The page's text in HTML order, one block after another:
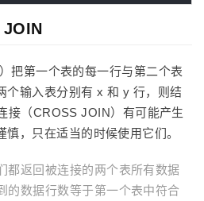
JOIN
把第一个表的每一行与第二个表
个输入表分别有 x 和 y 行，则结
接（CROSS JOIN）有可能产生
，只在适当的时候使用它们。
都返回被连接的两个表所有数据
的数据行数等于第一个表中符合